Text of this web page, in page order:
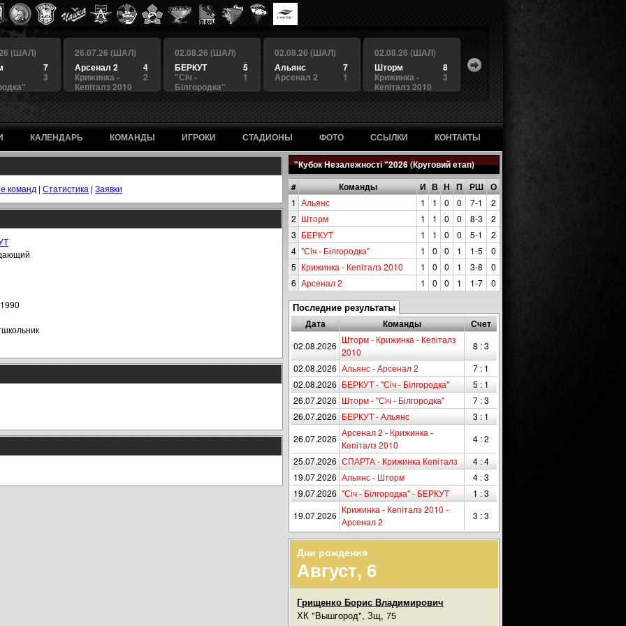
(ШАЛ)
7
3
26.07.26 (ШАЛ)
4
Арсенал 2
2
Крижинка -
Кепіталз 2010
02.08.26 (ШАЛ)
5
БЕРКУТ
1
"Сiч -
Білгородка"
02.08.26 (ШАЛ)
7
Альянс
1
Арсенал 2
02.08.26 (ШАЛ)
8
Шторм
3
Крижинка -
Кепіталз 2010
КАЛЕНДАРЬ КОМАНДЫ ИГРОКИ СТАДИОНЫ ФОТО ССЫЛКИ КОНТАКТЫ
"Кубок Незалежності "2026 (Круговий етап)
# Команды И В Н П РШ О
1 Альянс 1 1 0 0 7-1
2
2 Шторм 1 1 0 0 8-3
2
3 БЕРКУТ 1 1 0 0 5-1
2
4 "Сiч - Білгородка" 1 0 0 1 1-5
0
5 Крижинка - Кепіталз 2010 1 0 0 1 3-8
0
6 Арсенал 2 1 0 0 1 1-7 0
Последние результаты
Дата Команды Счет
02.08.2026
Шторм - Крижинка - Кепіталз
2010
8 : 3
02.08.2026 Альянс - Арсенал 2
7 : 1
02.08.2026 БЕРКУТ - "Сiч - Білгородка"
5 : 1
26.07.2026 Шторм - "Сiч - Білгородка"
7 : 3
26.07.2026 БЕРКУТ - Альянс
3 : 1
26.07.2026
Арсенал 2 - Крижинка -
Кепіталз 2010
4 : 2
25.07.2026 СПАРТА - Крижинка Кепіталз
4 : 4
19.07.2026 Альянс - Шторм
4 : 3
19.07.2026 "Сiч - Білгородка" - БЕРКУТ
1 : 3
19.07.2026
Крижинка - Кепіталз 2010 -
Арсенал 2
3 : 3
Дни рождения
Август, 6
Грищенко Борис Владимирович
ХК "Вышгород", Зщ, 75
команд | Статистика | Заявки